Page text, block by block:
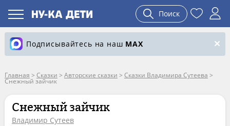
Поиск
Подписывайтесь на наш MAX
Главная > Сказки > Авторские сказки > Сказки Владимира Сутеева >
Снежный зайчик
Снежный зайчик
Владимир Сутеев